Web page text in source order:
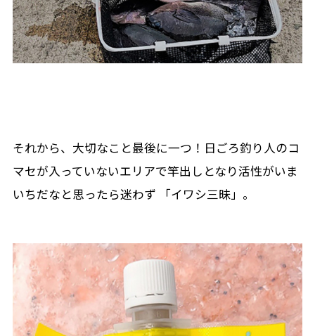
それから、大切なこと最後に一つ！日ごろ釣り人のコ
マセが入っていないエリアで竿出しとなり活性がいま
いちだなと思ったら迷わず 「イワシ三昧」。